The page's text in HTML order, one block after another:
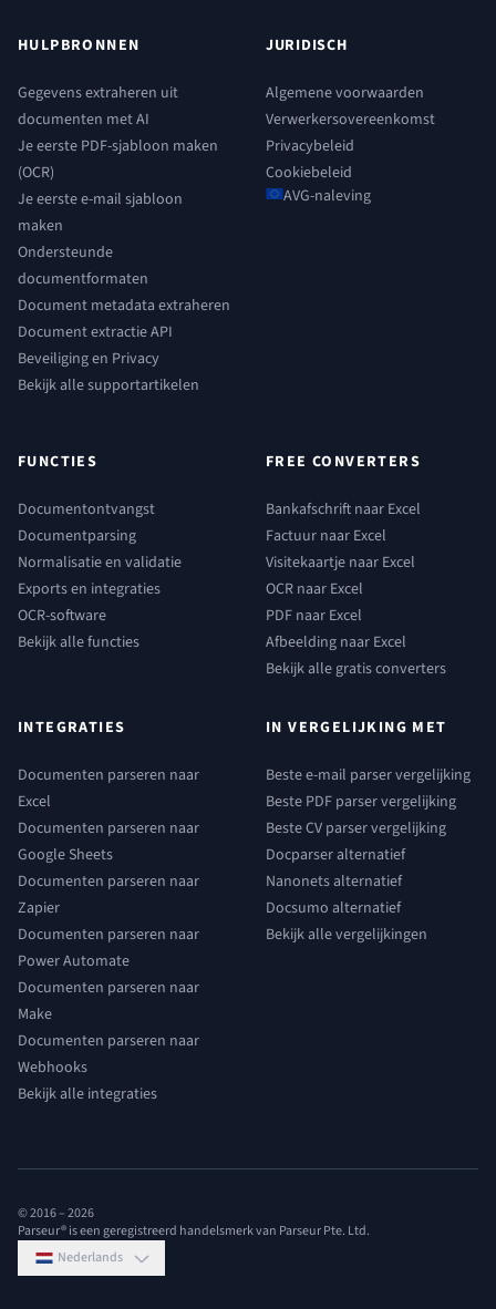
HULPBRONNEN
Gegevens extraheren uit
documenten met AI
Je eerste PDF-sjabloon maken
(OCR)
Je eerste e-mail sjabloon
maken
Ondersteunde
documentformaten
Document metadata extraheren
Document extractie API
Beveiliging en Privacy
Bekijk alle supportartikelen
JURIDISCH
Algemene voorwaarden
Verwerkersovereenkomst
Privacybeleid
Cookiebeleid
AVG-naleving
FUNCTIES
Documentontvangst
Documentparsing
Normalisatie en validatie
Exports en integraties
OCR-software
Bekijk alle functies
FREE CONVERTERS
Bankafschrift naar Excel
Factuur naar Excel
Visitekaartje naar Excel
OCR naar Excel
PDF naar Excel
Afbeelding naar Excel
Bekijk alle gratis converters
INTEGRATIES
Documenten parseren naar
Excel
Documenten parseren naar
Google Sheets
Documenten parseren naar
Zapier
Documenten parseren naar
Power Automate
Documenten parseren naar
Make
Documenten parseren naar
Webhooks
Bekijk alle integraties
IN VERGELIJKING MET
Beste e-mail parser vergelijking
Beste PDF parser vergelijking
Beste CV parser vergelijking
Docparser alternatief
Nanonets alternatief
Docsumo alternatief
Bekijk alle vergelijkingen
© 2016 –2026
Parseur® is een geregistreerd handelsmerk van Parseur Pte. Ltd.
Nederlands